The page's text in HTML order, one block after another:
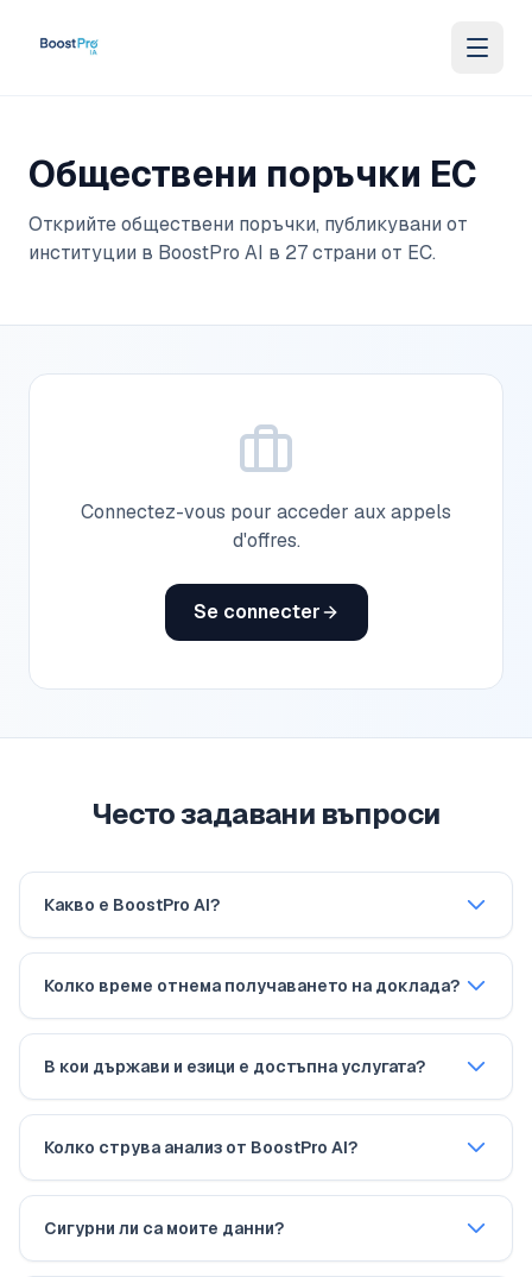
Обществени поръчки ЕС
Открийте обществени поръчки, публикувани от
институции в BoostPro AI в 27 страни от ЕС.
Connectez-vous pour acceder aux appels
d'offres.
Se connecter
Често задавани въпроси
Какво е BoostPro AI?
Колко време отнема получаването на доклада?
В кои държави и езици е достъпна услугата?
Колко струва анализ от BoostPro AI?
Сигурни ли са моите данни?